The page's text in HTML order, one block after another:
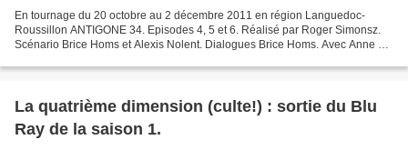
En tournage du 20 octobre au 2 décembre 2011 en région Languedoc-
Roussillon ANTIGONE 34. Episodes 4, 5 et 6. Réalisé par Roger Simonsz.
Scénario Brice Homs et Alexis Nolent. Dialogues Brice Homs. Avec Anne Le
La quatrième dimension (culte!) : sortie du Blu
Ray de la saison 1.